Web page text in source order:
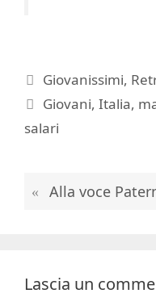
Categorie
Giovanissimi,
Tag
Giovani,Italia,
salari
Alla voce
Lascia un